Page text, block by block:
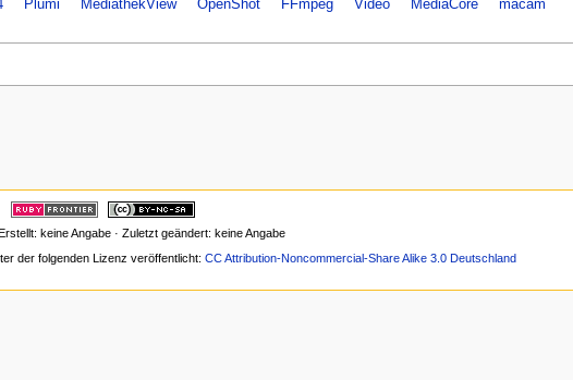
Plumi MediathekView OpenShot FFmpeg Video MediaCore
macam
keine Angabe · Zuletzt geändert: keine Angabe
der folgenden Lizenz veröffentlicht: CC Attribution-Noncommercial-Share Alike 3.0 Deutschland